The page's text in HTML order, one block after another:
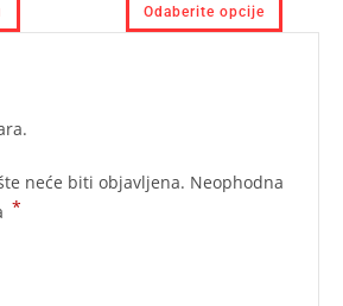
Odaberite opcije
neće biti objavljena. Neophodna
*